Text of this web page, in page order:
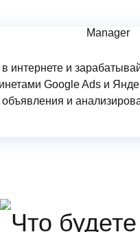
интернете и
Google Ads и
и